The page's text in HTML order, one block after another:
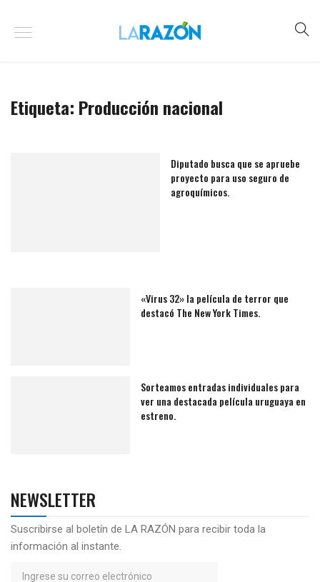
Etiqueta: Producción nacional
Diputado busca que se apruebe
proyecto para uso seguro de
agroquímicos.
«Virus 32» la película de terror que
destacó The New York Times.
Sorteamos entradas individuales para
ver una destacada película uruguaya en
estreno.
NEWSLETTER
Suscribirse al boletín de LA RAZÓN para recibir toda la
información al instante.